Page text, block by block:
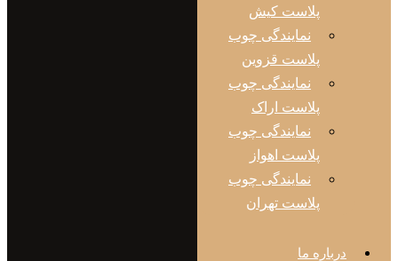
پلاست کیش
نمایندگی چوب
پلاست قزوین
نمایندگی چوب
پلاست اراک
نمایندگی چوب
پلاست اهواز
نمایندگی چوب
پلاست تهران
ما